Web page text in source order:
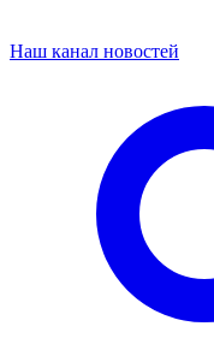
Наш канал новостей